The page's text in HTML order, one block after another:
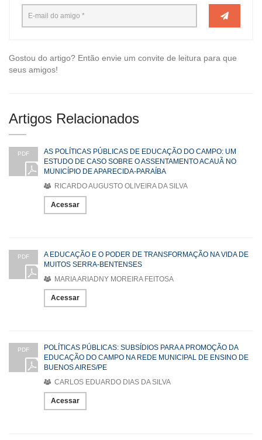
Gostou do artigo? Então envie um convite de leitura para que
seus amigos!
Artigos Relacionados
PDF
AS POLÍTICAS PÚBLICAS DE EDUCAÇÃO DO CAMPO: UM
ESTUDO DE CASO SOBRE O ASSENTAMENTO ACAUÃ NO
MUNICÍPIO DE APARECIDA-PARAÍBA
RICARDO AUGUSTO OLIVEIRA DA SILVA
Acessar
PDF
A EDUCAÇÃO E O PODER DE TRANSFORMAÇÃO NA VIDA DE
MUITOS SERRA-BENTENSES
MARIA ARIADNY MOREIRA FEITOSA
Acessar
PDF
POLÍTICAS PÚBLICAS: SUBSÍDIOS PARA A PROMOÇÃO DA
EDUCAÇÃO DO CAMPO NA REDE MUNICIPAL DE ENSINO DE
BUENOS AIRES/PE
CARLOS EDUARDO DIAS DA SILVA
Acessar